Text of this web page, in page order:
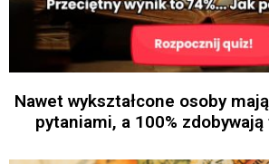
Nawet wykształcone osoby
pytaniami, a 100%